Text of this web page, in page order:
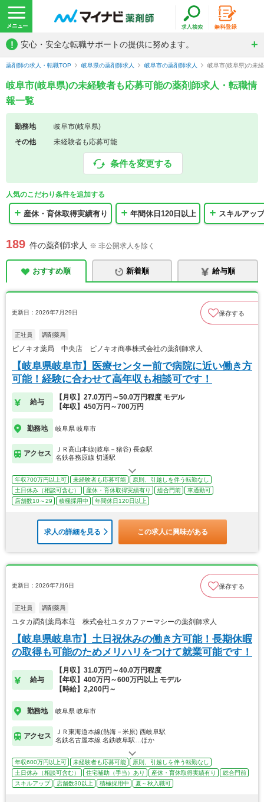
! 安心・安全な転職サポートの提供に努めます。
薬剤師の求人・転職TOP 岐阜県の薬剤師求人 岐阜市の薬剤師求人 岐阜市(岐阜県)の未
岐阜市(岐阜県)の未経験者も応募可能の薬剤師求人・転職情
報一覧
勤務地
岐阜市(岐阜県)
その他
未経験者も応募可能
条件を変更する
人気のこだわり条件を追加する
産休・育休取得実績有り 年間休日120日以上 スキルアップ
189 件の薬剤師求人 ※ 非公開求人を除く
おすすめ順 新着順 給与順
更新日：2026年7月29日 保存する
正社員 調剤薬局
ピノキオ薬局 中央店 ピノキオ商事株式会社の薬剤師求人
【岐阜県岐阜市】医療センター前で病院に近い働き方
可能！経験に合わせて高年収も相談可です！
給与
【月収】27.0万円～50.0万円程度 モデル
【年収】450万円～700万円
勤務地 岐阜県 岐阜市
アクセス
ＪＲ高山本線(岐阜－猪谷) 長森駅
名鉄各務原線 切通駅
年収700万円以上可 未経験者も応募可能
原則、引越しを伴う転勤なし
土日休み（相談可含む）
産休・育休取得実績有り 総合門前
車通勤可
店舗数10～29
積極採用中 年間休日120日以上
求人の詳細を見る この求人に興味がある
更新日：2026年7月6日 保存する
正社員 調剤薬局
ユタカ調剤薬局本荘 株式会社ユタカファーマシーの薬剤師求人
【岐阜県岐阜市】土日祝休みの働き方可能！長期休暇
の取得も可能のためメリハリをつけて就業可能です！
給与
【月収】31.0万円～40.0万円程度
【年収】400万円～600万円以上 モデル
【時給】2,200円～
勤務地 岐阜県 岐阜市
アクセス
ＪＲ東海道本線(熱海－米原) 西岐阜駅
名鉄名古屋本線 名鉄岐阜駅…ほか
年収600万円以上可 未経験者も応募可能
原則、引越しを伴う転勤なし
土日休み（相談可含む）
住宅補助（手当）あり 産休・育休取得実績有り
総合門前
スキルアップ
店舗数30以上 積極採用中 夏～秋入職可